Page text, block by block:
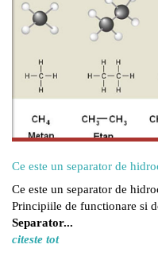
Ce este un separator de
Ce este un separator de
Principiile de functionare si
Separator...
citeste tot